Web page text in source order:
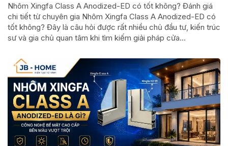
Nhôm Xingfa Class A Anodized-ED có tốt không? Đánh giá
chi tiết từ chuyên gia Nhôm Xingfa Class A Anodized-ED có
tốt không? Đây là câu hỏi được rất nhiều chủ đầu tư, kiến trúc
sư và gia chủ quan tâm khi tìm kiếm giải pháp cửa...